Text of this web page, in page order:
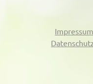
Impressum